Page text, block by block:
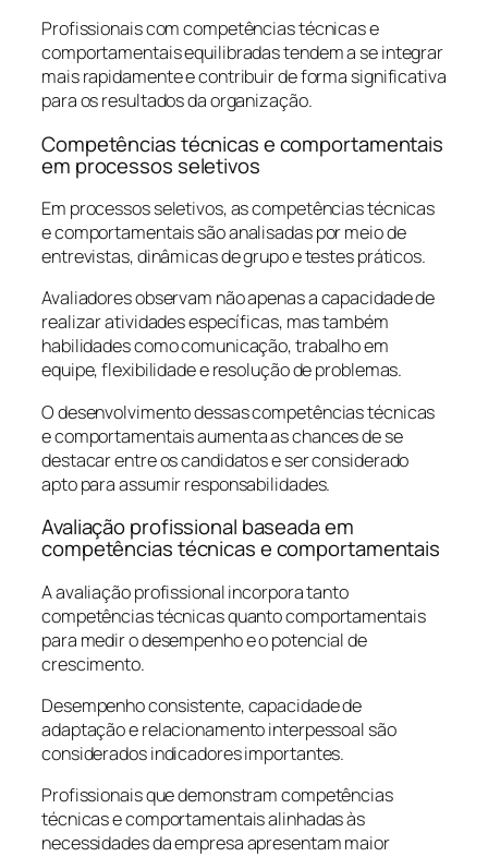
Profissionais com competências técnicas e
comportamentais equilibradas tendem a se integrar
mais rapidamente e contribuir de forma significativa
para os resultados da organização.
Competências técnicas e comportamentais
em processos seletivos
Em processos seletivos, as competências técnicas
e comportamentais são analisadas por meio de
entrevistas, dinâmicas de grupo e testes práticos.
Avaliadores observam não apenas a capacidade de
realizar atividades específicas, mas também
habilidades como comunicação, trabalho em
equipe, flexibilidade e resolução de problemas.
O desenvolvimento dessas competências técnicas
e comportamentais aumenta as chances de se
destacar entre os candidatos e ser considerado
apto para assumir responsabilidades.
Avaliação profissional baseada em
competências técnicas e comportamentais
A avaliação profissional incorpora tanto
competências técnicas quanto comportamentais
para medir o desempenho e o potencial de
crescimento.
Desempenho consistente, capacidade de
adaptação e relacionamento interpessoal são
considerados indicadores importantes.
Profissionais que demonstram competências
técnicas e comportamentais alinhadas às
necessidades da empresa apresentam maior